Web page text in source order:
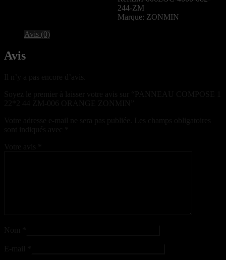
244-ZM
Marque: ZONMIN
Avis (0)
Avis